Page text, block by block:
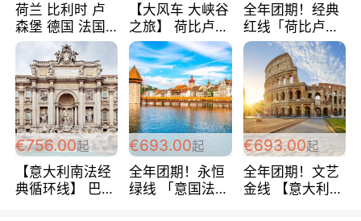
荷兰 比利时 卢
森堡 德国 法国
超爽玩遍西欧 循
环线 全程四星宾
馆 108欧/人/天
【大风车 大峡谷
之旅】 荷比卢德
法 巴黎上下 经
典五国四日游
488欧/人
全年团期！经典
红线「荷比卢德
法」七天循环 五
国 仅售99欧/人/
天！巴黎上下！
包拼房~
€756.00起
【意大利南法经
典循环线】 巴黎
€693.00起
全年团期！永恒
绿线 「意国法
€693.00起
全年团期！文艺
金线 【意大利一